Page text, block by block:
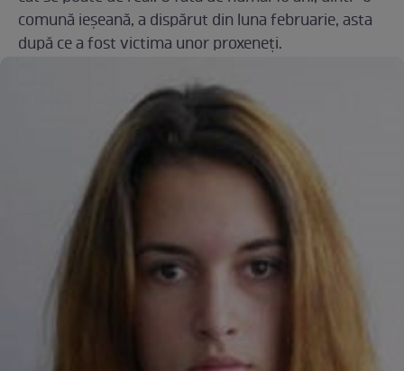
comună ieşeană, a dispărut din luna februarie, asta
după ce a fost victima unor proxeneţi.